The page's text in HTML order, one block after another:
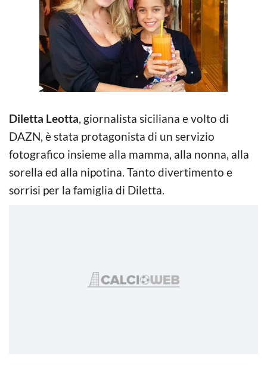
Diletta Leotta, giornalista siciliana e volto di
DAZN, è stata protagonista di un servizio
fotografico insieme alla mamma, alla nonna, alla
sorella ed alla nipotina. Tanto divertimento e
sorrisi per la famiglia di Diletta.